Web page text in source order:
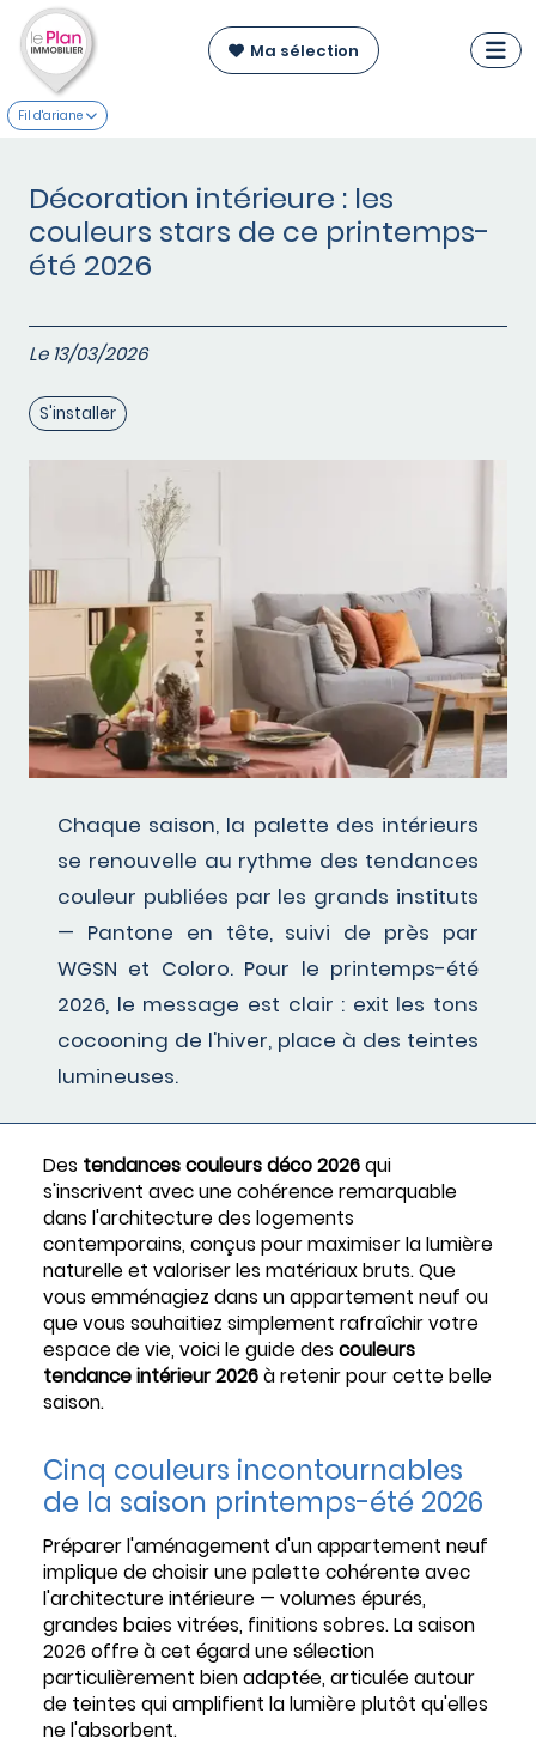
Ma sélection
Fil d'ariane
Décoration intérieure : les
couleurs stars de ce printemps-
été 2026
Le 13/03/2026
S'installer
Chaque saison, la palette des intérieurs
se renouvelle au rythme des tendances
couleur publiées par les grands instituts
— Pantone en tête, suivi de près par
WGSN et Coloro. Pour le printemps-été
2026, le message est clair : exit les tons
cocooning de l'hiver, place à des teintes
lumineuses.
Des tendances couleurs déco 2026qui
s'inscrivent avec une cohérence remarquable
dans l'architecture des logements
contemporains, conçus pour maximiser la lumière
naturelle et valoriser les matériaux bruts. Que
vous emménagiez dans un appartement neuf ou
que vous souhaitiez simplement rafraîchir votre
espace de vie, voici le guide des couleurs
tendance intérieur 2026à retenir pour cette belle
saison.
Cinq couleurs incontournables
de la saison printemps-été 2026
Préparer l'aménagement d'un appartement neuf
implique de choisir une palette cohérente avec
l'architecture intérieure — volumes épurés,
grandes baies vitrées, finitions sobres. La saison
2026 offre à cet égard une sélection
particulièrement bien adaptée, articulée autour
de teintes qui amplifient la lumière plutôt qu'elles
ne l'absorbent.